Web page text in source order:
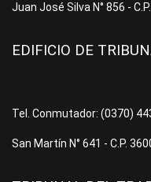
Juan José Silva N° 856 -
EDIFICIO DE
Tel. Conmutador: (0370)
San Martín N° 641 - C.P.